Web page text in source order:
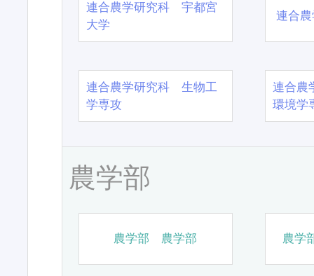
連合農学研究科 宇都宮
大学
連合
連合農学研究科 生物工
学専攻
連合農
環境学
農学部
農学部 農学部 農学